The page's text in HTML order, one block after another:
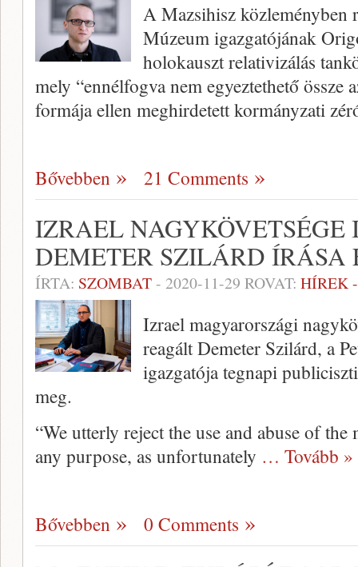
A Mazsihisz közleményben
Múzeum igazgatójának
holokauszt relativizálás
mely “ennélfogva nem egyeztethető össze
formája ellen meghirdetett kormányzati
Bővebben 21 Comments
IZRAEL NAGYKÖVETSÉGE
DEMETER SZILÁRD ÍRÁSA
ÍRTA: SZOMBAT- 2020-11-29 ROVAT: HÍREK
Izrael magyarországi
reagált Demeter Szilárd, a
igazgatója tegnapi
meg.
“We utterly reject the use and abuse of
any purpose, as unfortunately … Tovább »
Bővebben 0 Comments